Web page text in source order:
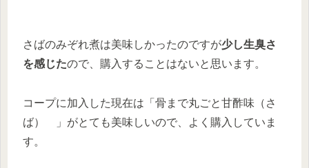
さばのみぞれ煮は美味しかったのですが少し生臭さ
を感じたので、購入することはないと思います。
コープに加入した現在は「骨まで丸ごと甘酢味（さ
ば） 」がとても美味しいので、よく購入していま
す。